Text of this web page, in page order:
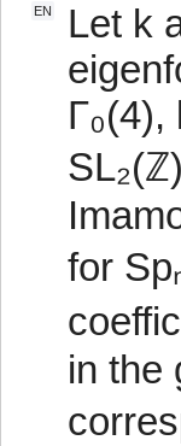
EN
Let k
for
in the